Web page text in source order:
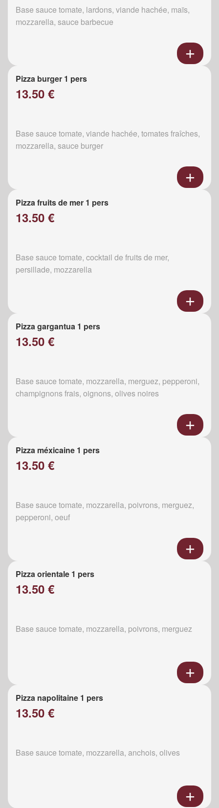
Base sauce tomate, lardons, viande hachée, maïs,
mozzarella, sauce barbecue
Pizza burger 1 pers
13.50 €
Base sauce tomate, viande hachée, tomates fraîches,
mozzarella, sauce burger
Pizza fruits de mer 1 pers
13.50 €
Base sauce tomate, cocktail de fruits de mer,
persillade, mozzarella
Pizza gargantua 1 pers
13.50 €
Base sauce tomate, mozzarella, merguez, pepperoni,
champignons frais, oignons, olives noires
Pizza méxicaine 1 pers
13.50 €
Base sauce tomate, mozzarella, poivrons, merguez,
pepperoni, oeuf
Pizza orientale 1 pers
13.50 €
Base sauce tomate, mozzarella, poivrons, merguez
Pizza napolitaine 1 pers
13.50 €
Base sauce tomate, mozzarella, anchois, olives